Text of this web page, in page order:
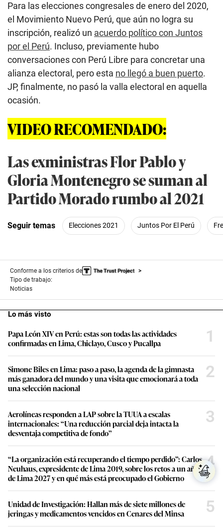
Para las elecciones congresales de enero del 2020,
el Movimiento Nuevo Perú, que aún no logra su
inscripción, realizó un acuerdo político con Juntos
por el Perú. Incluso, previamente hubo
conversaciones con Perú Libre para concretar una
alianza electoral, pero esta no llegó a buen puerto.
JP, finalmente, no pasó la valla electoral en aquella
ocasión.
VIDEO RECOMENDADO:
Las exministras Flor Pablo y
Gloria Montenegro se suman al
Partido Morado rumbo al 2021
Seguir temas Elecciones 2021 Juntos Por El Perú
Conforme a los criterios de
Tipo de trabajo:
Noticias
Lo más visto
Papa León XIV en Perú: estas son todas las actividades
confirmadas en Lima, Chiclayo, Cusco y Pucallpa
1
Simone Biles en Lima: paso a paso, la agenda de la gimnasta
más ganadora del mundo y una visita que emocionará a toda
una selección nacional
2
Aerolíneas responden a LAP sobre la TUUA a escalas
internacionales: “Una reducción parcial deja intacta la
desventaja competitiva de fondo”
3
“La organización está recuperando el tiempo perdido”: Carlos
Neuhaus, expresidente de Lima 2019, sobre los retos a un año
de Lima 2027 y en qué más está preocupado el Gobierno
4
Unidad de Investigación: Hallan más de siete millones de
jeringas y medicamentos vencidos en Cenares del Minsa
5